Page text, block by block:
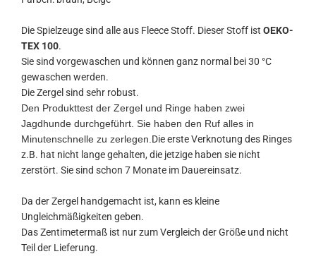
Die Spielzeuge sind alle aus Fleece Stoff. Dieser Stoff ist OEKO-
TEX 100.
Sie sind vorgewaschen und können ganz normal bei 30 °C
gewaschen werden.
Die Zergel sind sehr robust.
Den Produkttest der Zergel und Ringe haben zwei
Jagdhunde durchgeführt. Sie haben den Ruf alles in
Minutenschnelle zu zerlegen. Die erste Verknotung des Ringes
z.B. hat nicht lange gehalten, die jetzige haben sie nicht
zerstört. Sie sind schon 7 Monate im Dauereinsatz.
Da der Zergel handgemacht ist, kann es kleine
Ungleichmäßigkeiten geben.
Das Zentimetermaß ist nur zum Vergleich der Größe und nicht
Teil der Lieferung.